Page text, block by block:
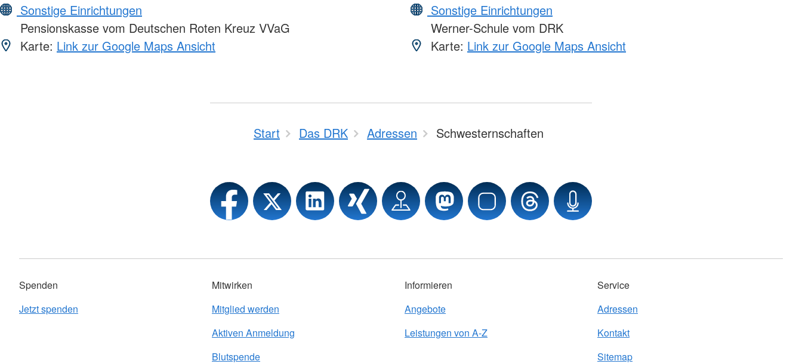
Sonstige Einrichtungen
Pensionskasse vom Deutschen Roten Kreuz VVaG
Karte: Link zur Google Maps Ansicht
Sonstige Einrichtungen
Werner-Schule vom DRK
Karte: Link zur Google Maps Ansicht
Start Das DRK Adressen Schwesternschaften
Spenden
Jetzt spenden
Mitwirken
Mitglied werden
Aktiven Anmeldung
Blutspende
Informieren
Angebote
Leistungen von A-Z
Service
Adressen
Kontakt
Sitemap